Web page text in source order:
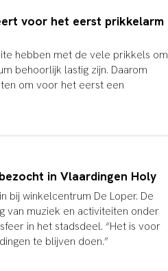
voor het eerst prikkelarm
hebben met de vele prikkels om
behoorlijk lastig zijn. Daarom
om voor het eerst een
in Vlaardingen Holy
bij winkelcentrum De Loper. De
van muziek en activiteiten onder
in het stadsdeel. “Het is voor
te blijven doen.”